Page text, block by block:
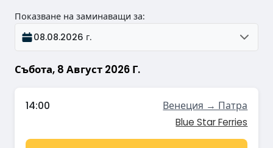
Събота, 8 Август 2026 Г.
Показване на заминаващи за:
08.08.2026 г.
14:00 Венеция → Патра
Blue Star Ferries